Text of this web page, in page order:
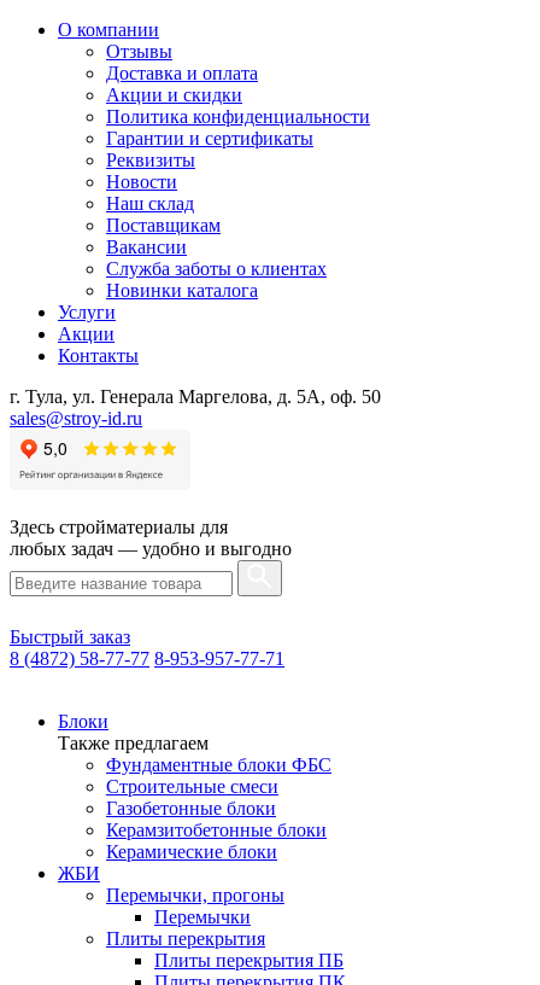
О компании
Отзывы
Доставка и оплата
Акции и скидки
Политика конфиденциальности
Гарантии и сертификаты
Реквизиты
Новости
Наш склад
Поставщикам
Вакансии
Служба заботы о клиентах
Новинки каталога
Услуги
Акции
Контакты
г. Тула, ул. Генерала Маргелова, д. 5А, оф. 50
sales@stroy-id.ru
Здесь стройматериалы для
любых задач — удобно и выгодно
Быстрый заказ
8 (4872) 58-77-77 8-953-957-77-71
Блоки
Также предлагаем
Фундаментные блоки ФБС
Строительные смеси
Газобетонные блоки
Керамзитобетонные блоки
Керамические блоки
ЖБИ
Перемычки, прогоны
Перемычки
Плиты перекрытия
Плиты перекрытия ПБ